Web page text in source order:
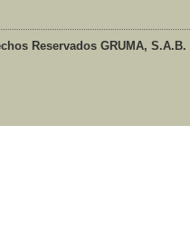
Reservados GRUMA, S.A.B.